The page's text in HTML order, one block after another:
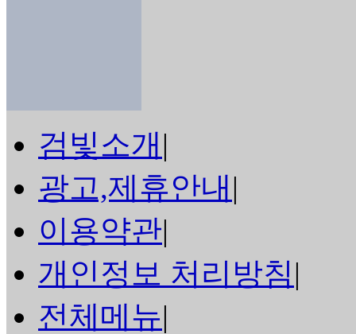
검빛소개|
광고,제휴안내|
이용약관|
개인정보 처리방침 |
전체메뉴|